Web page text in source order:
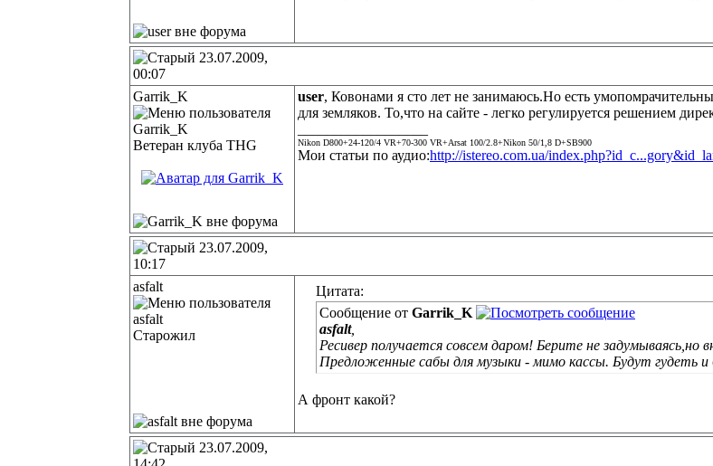
23.07.2009,
00:07
Garrik_K
Ветеран клуба THG
user, Ковонами я сто лет не занимаюсь.Но есть
для земляков. То,что на сайте - легко регулируется решением
Nikon D800+24-120/4 VR+70-300 VR+Arsat 100/2.8+Nikon 50/1,8 D+SB900
Мои статьи по аудио:http://istereo.com.ua/
23.07.2009,
10:17
asfalt
Старожил
Цитата:
Сообщение от Garrik_K
asfalt,
Ресивер получается совсем даром! Берите не
Предложенные сабы для музыки - мимо кассы. Будут гудеть
А фронт какой?
23.07.2009,